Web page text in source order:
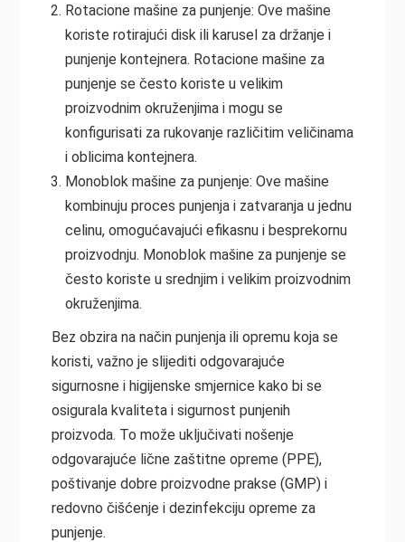
Rotacione mašine za punjenje: Ove mašine
koriste rotirajući disk ili karusel za držanje i
punjenje kontejnera. Rotacione mašine za
punjenje se često koriste u velikim
proizvodnim okruženjima i mogu se
konfigurisati za rukovanje različitim veličinama
i oblicima kontejnera.
Monoblok mašine za punjenje: Ove mašine
kombinuju proces punjenja i zatvaranja u jednu
celinu, omogućavajući efikasnu i besprekornu
proizvodnju. Monoblok mašine za punjenje se
često koriste u srednjim i velikim proizvodnim
okruženjima.
Bez obzira na način punjenja ili opremu koja se
koristi, važno je slijediti odgovarajuće
sigurnosne i higijenske smjernice kako bi se
osigurala kvaliteta i sigurnost punjenih
proizvoda. To može uključivati nošenje
odgovarajuće lične zaštitne opreme (PPE),
poštivanje dobre proizvodne prakse (GMP) i
redovno čišćenje i dezinfekciju opreme za
punjenje.